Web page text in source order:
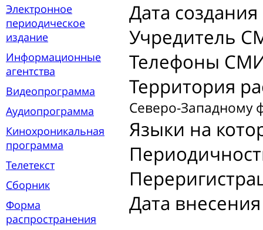
Электронное
периодическое
издание
Информационные
агентства
Видеопрограмма
Аудиопрограмма
Кинохроникальная
программа
Телетекст
Сборник
Форма
распространения
Дата
Учредитель
Телефоны
Территория
Северо-Западному
Языки на
Дата